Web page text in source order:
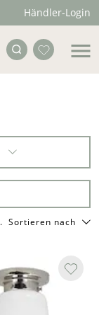
Händler-Login
. Sortieren nach